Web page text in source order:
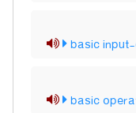
basic
basic